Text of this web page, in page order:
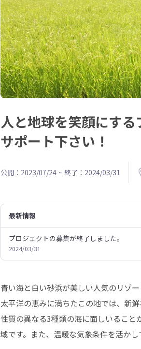
人と地球を笑顔にす
サポート下さい！
公開：2023/07/24 ~ 終了：2024/03/31
最新情報
プロジェクトの募集が終了しました。
2024/03/31
青い海と白い砂浜が美しい人気のリゾ
太平洋の恵みに満ちたこの地では、新
性質の異なる3種類の海に面しいるこ
域です。また、温暖な気象条件を活か